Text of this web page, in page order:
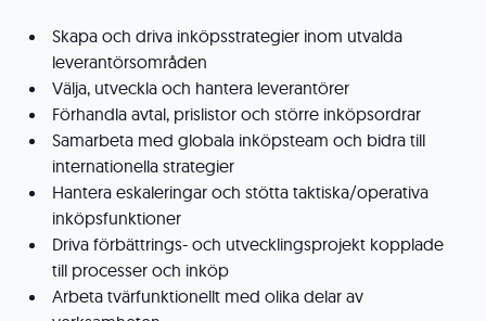
Skapa och driva inköpsstrategier inom utvalda
leverantörsområden
Välja, utveckla och hantera leverantörer
Förhandla avtal, prislistor och större inköpsordrar
Samarbeta med globala inköpsteam och bidra till
internationella strategier
Hantera eskaleringar och stötta taktiska/operativa
inköpsfunktioner
Driva förbättrings- och utvecklingsprojekt kopplade
till processer och inköp
Arbeta tvärfunktionellt med olika delar av